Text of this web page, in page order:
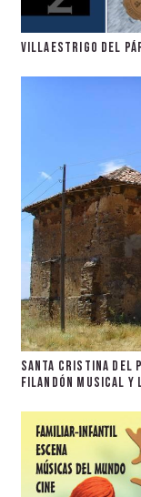
Villaestrigo del
Santa Cristina del
filandón musical